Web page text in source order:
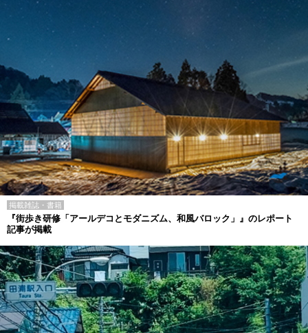
掲載雑誌・書籍
『街歩き研修「アールデコとモダニズム、和風バロック」』のレポート
記事が掲載